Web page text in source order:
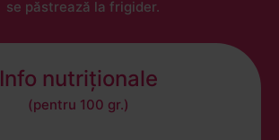
se păstrează la frigider.
Info nutriționale
(pentru 100 gr.)